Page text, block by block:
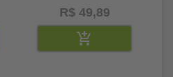
R$ 49,89